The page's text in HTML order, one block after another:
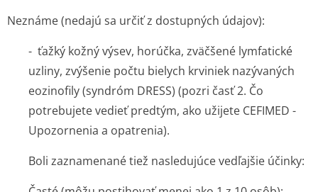
Neznáme (nedajú sa určiť z dostupných údajov):
- ťažký kožný výsev, horúčka, zväčšené lymfatické
uzliny, zvýšenie počtu bielych krviniek nazývaných
eozinofily (syndróm DRESS) (pozri časť 2. Čo
potrebujete vedieť predtým, ako užijete CEFIMED -
Upozornenia a opatrenia).
Boli zaznamenané tiež nasledujúce vedľajšie účinky: